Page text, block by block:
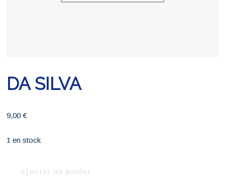
DA SILVA
9,00€
1 en stock
Ajouter au panier